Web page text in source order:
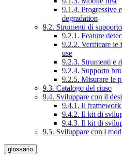
9.1.4. Progressive
degradation
9.2. Strumenti di
9.2.1. Feature
9.2.2. Verificare le
use
9.2.3. Strumenti e
9.2.4. Supporto
9.2.5. Misurare le
9.3. Catalogo del riuso
9.4. Sviluppare con il
9.4.1. Il
9.4.2. Il kit di
9.4.3. Il kit di
9.5. Sviluppare con i
glossario